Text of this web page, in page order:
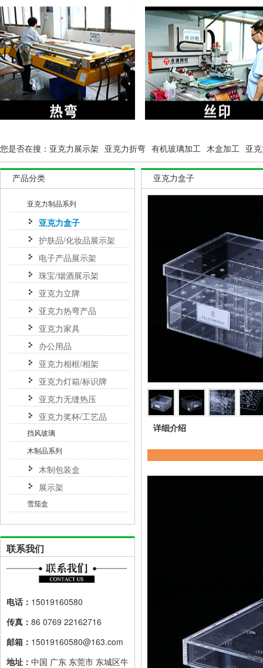
您是否在搜： 亚克力展示架 亚克力折弯 有机玻璃加工 木盒加工 亚
产品分类
亚克力制品系列
亚克力盒子
护肤品/化妆品展示架
电子产品展示架
珠宝/烟酒展示架
亚克力立牌
亚克力热弯产品
亚克力家具
办公用品
亚克力相框/相架
亚克力灯箱/标识牌
亚克力无缝热压
亚克力奖杯/工艺品
挡风玻璃
木制品系列
木制包装盒
展示架
雪茄盒
联系我们
电话： 15019160580
传真： 86 0769 22162716
邮箱： 15019160580@163.com
地址： 中国 广东 东莞市 东城区牛
亚克力盒子
详细介绍